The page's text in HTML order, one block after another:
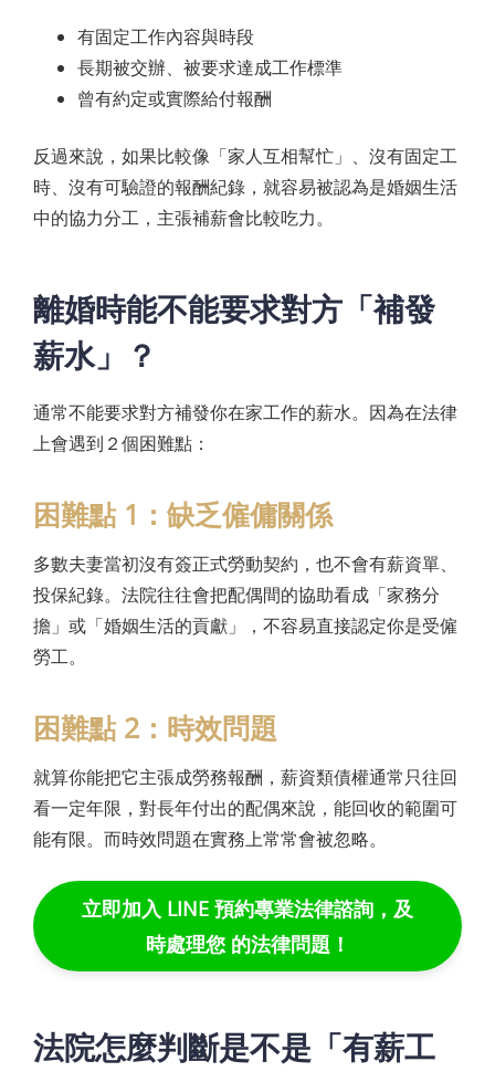
有固定工作內容與時段
長期被交辦、被要求達成工作標準
曾有約定或實際給付報酬
反過來說，如果比較像「家人互相幫忙」、沒有固定工
時、沒有可驗證的報酬紀錄，就容易被認為是婚姻生活
中的協力分工，主張補薪會比較吃力。
離婚時能不能要求對方「補發
薪水」？
通常不能要求對方補發你在家工作的薪水。因為在法律
上會遇到２個困難點：
困難點 1：缺乏僱傭關係
多數夫妻當初沒有簽正式勞動契約，也不會有薪資單、
投保紀錄。法院往往會把配偶間的協助看成「家務分
擔」或「婚姻生活的貢獻」，不容易直接認定你是受僱
勞工。
困難點 2：時效問題
就算你能把它主張成勞務報酬，薪資類債權通常只往回
看一定年限，對長年付出的配偶來說，能回收的範圍可
能有限。而時效問題在實務上常常會被忽略。
立即加入 LINE 預約專業法律諮詢，及
時處理您 的法律問題！
法院怎麼判斷是不是「有薪工